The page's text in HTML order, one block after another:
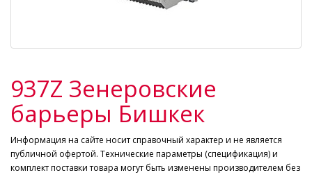
937Z Зенеровские
барьеры Бишкек
Информация на сайте носит справочный характер и не является
публичной офертой. Технические параметры (спецификация) и
комплект поставки товара могут быть изменены производителем без